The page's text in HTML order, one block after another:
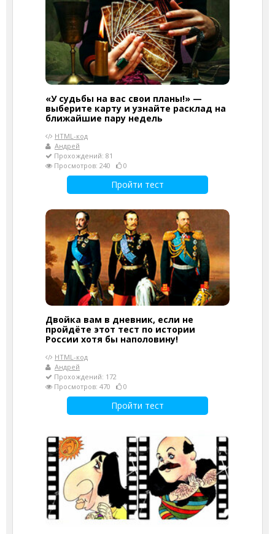
«У судьбы на вас свои планы!» —
выберите карту и узнайте расклад на
ближайшие пару недель
HTML-код
Андрей
Прохождений: 81
Просмотров: 240
0
Пройти тест
Двойка вам в дневник, если не
пройдёте этот тест по истории
России хотя бы наполовину!
HTML-код
Андрей
Прохождений: 172
Просмотров: 470
0
Пройти тест